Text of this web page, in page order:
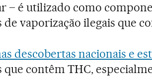
– é utilizado como
vaporização ilegais que
descobertas nacionais e
contêm THC,